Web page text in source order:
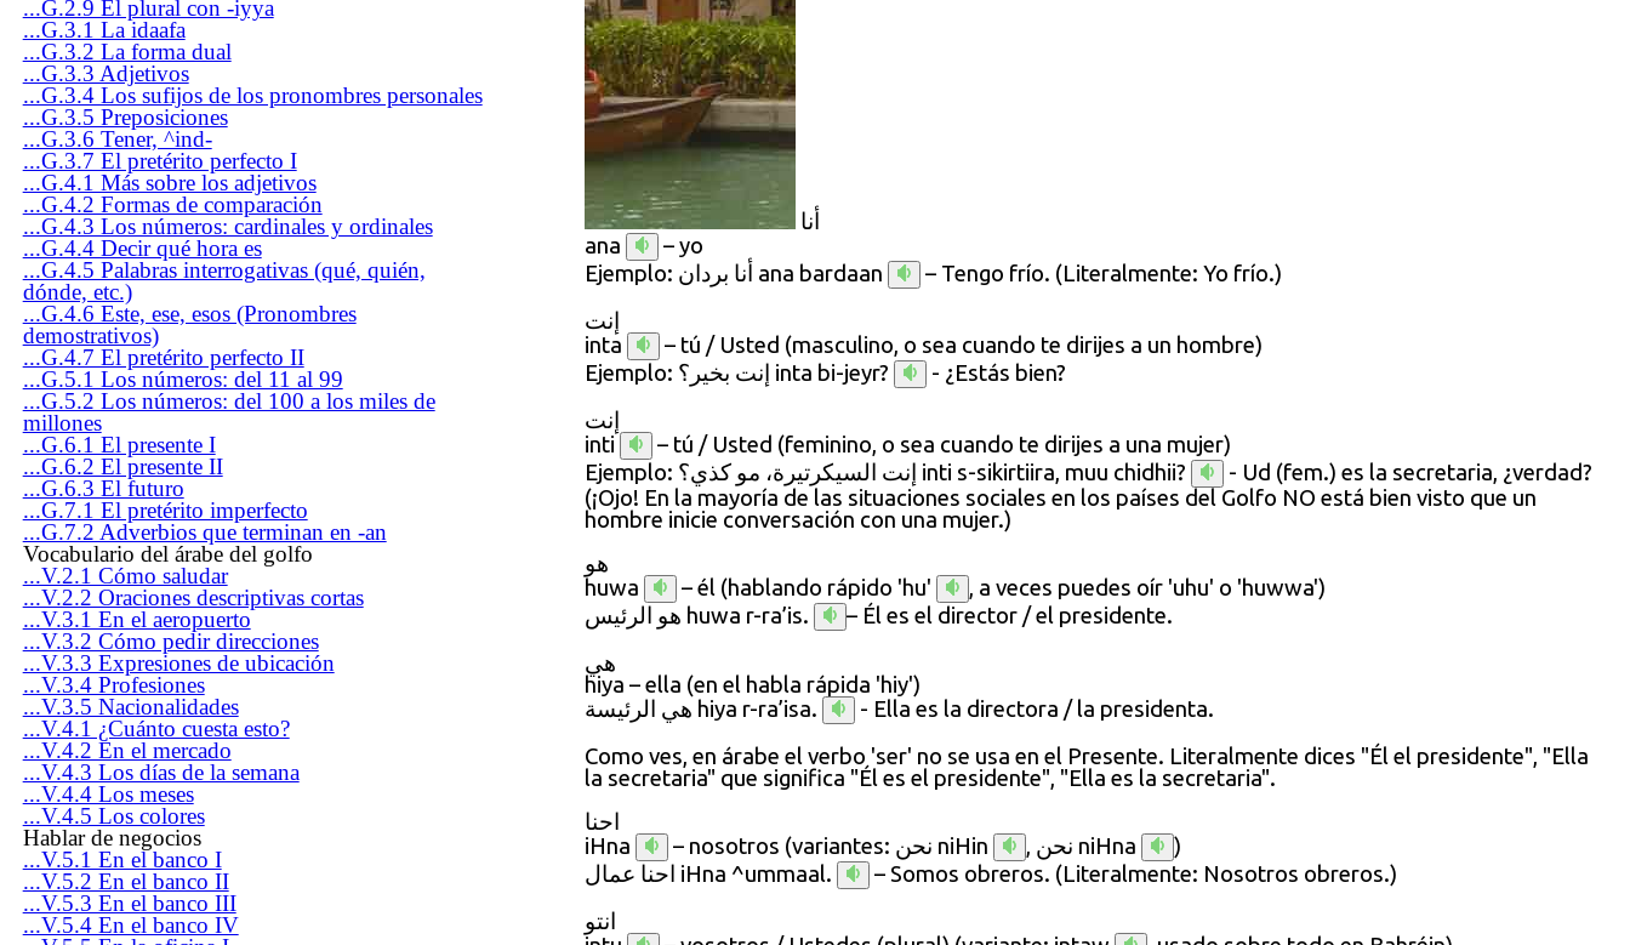
...G.2.9 El plural con -iyya
...G.3.1 La idaafa
...G.3.2 La forma dual
...G.3.3 Adjetivos
...G.3.4 Los sufijos de los pronombres personales
...G.3.5 Preposiciones
...G.3.6 Tener, ^ind-
...G.3.7 El pretérito perfecto I
...G.4.1 Más sobre los adjetivos
...G.4.2 Formas de comparación
...G.4.3 Los números: cardinales y ordinales
...G.4.4 Decir qué hora es
...G.4.5 Palabras interrogativas (qué, quién,
dónde, etc.)
...G.4.6 Este, ese, esos (Pronombres
demostrativos)
...G.4.7 El pretérito perfecto II
...G.5.1 Los números: del 11 al 99
...G.5.2 Los números: del 100 a los miles de
millones
...G.6.1 El presente I
...G.6.2 El presente II
...G.6.3 El futuro
...G.7.1 El pretérito imperfecto
...G.7.2 Adverbios que terminan en -an
Vocabulario del árabe del golfo
...V.2.1 Cómo saludar
...V.2.2 Oraciones descriptivas cortas
...V.3.1 En el aeropuerto
...V.3.2 Cómo pedir direcciones
...V.3.3 Expresiones de ubicación
...V.3.4 Profesiones
...V.3.5 Nacionalidades
...V.4.1 ¿Cuánto cuesta esto?
...V.4.2 En el mercado
...V.4.3 Los días de la semana
...V.4.4 Los meses
...V.4.5 Los colores
Hablar de negocios
...V.5.1 En el banco I
...V.5.2 En el banco II
...V.5.3 En el banco III
...V.5.4 En el banco IV
أنا
ana
– yo
Ejemplo:
ana bardaan – Tengo frío. (Literalmente: Yo frío.)
إنت
inta
– tú / Usted (masculino, o sea cuando te dirijes a un hombre)
Ejemplo:
inta bi-jeyr?
- ¿Estás bien?
إنت
inti
– tú / Usted (feminino, o sea cuando te dirijes a una mujer)
Ejemplo:
inti s-sikirtiira, muu chidhii?
- Ud (fem.) es la secretaria, ¿verdad?
(¡Ojo! En la mayoría de las situaciones sociales en los países del Golfo NO está bien visto que un
hombre inicie conversación con una mujer.)
هو
huwa
– él (hablando rápido 'hu'
, a veces puedes oír 'uhu' o 'huwwa')
huwa r-ra’is.
– Él es el director / el presidente.
هي
hiya – ella (en el habla rápida 'hiy')
hiya r-ra’isa.
- Ella es la directora / la presidenta.
Como ves, en árabe el verbo 'ser' no se usa en el Presente. Literalmente dices "Él el presidente", "Ella
la secretaria" que significa "Él es el presidente", "Ella es la secretaria".
احنا
iHna
– nosotros (variantes: niHin , niHna
)
iHna ^ummaal. – Somos obreros. (Literalmente: Nosotros obreros.)
انتو